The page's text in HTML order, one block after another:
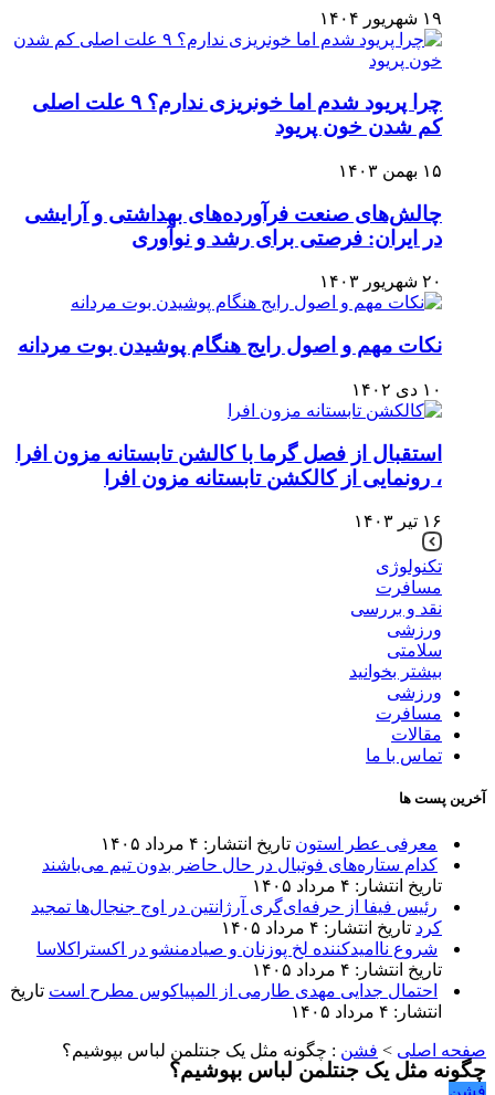
۱۹ شهریور ۱۴۰۴
چرا پریود شدم اما خونریزی ندارم؟ ۹ علت اصلی
کم شدن خون پریود
۱۵ بهمن ۱۴۰۳
چالش‌های صنعت فرآورده‌های بهداشتی و آرایشی
در ایران: فرصتی برای رشد و نوآوری
۲۰ شهریور ۱۴۰۳
نکات مهم و اصول رایج هنگام پوشیدن بوت مردانه
۱۰ دی ۱۴۰۲
استقبال از فصل گرما با کالشن تابستانه مزون افرا
، رونمایی از کالکشن تابستانه مزون افرا
۱۶ تیر ۱۴۰۳
تکنولوژی
مسافرت
نقد و بررسی
ورزشی
سلامتی
بیشتر بخوانید
ورزشی
مسافرت
مقالات
تماس با ما
آخرین پست ها
معرفی عطر استون تاریخ انتشار: ۴ مرداد ۱۴۰۵
کدام ستاره‌های فوتبال در حال حاضر بدون تیم می‌باشند
تاریخ انتشار: ۴ مرداد ۱۴۰۵
رئیس فیفا از حرفه‌ای‌گری آرژانتین در اوج جنجال‌ها تمجید
کرد تاریخ انتشار: ۴ مرداد ۱۴۰۵
شروع ناامیدکننده لخ پوزنان و صیادمنشو در اکستراکلاسا
تاریخ انتشار: ۴ مرداد ۱۴۰۵
احتمال جدایی مهدی طارمی از المپیاکوس مطرح است تاریخ
انتشار: ۴ مرداد ۱۴۰۵
صفحه اصلی > فشن : چگونه مثل یک جنتلمن لباس بپوشیم؟
چگونه مثل یک جنتلمن لباس بپوشیم؟
فشن